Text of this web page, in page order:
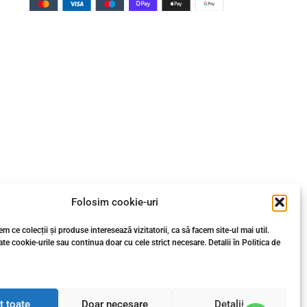
Folosim cookie-uri
ce colecții și produse interesează vizitatorii, ca să facem site-ul mai util.
cookie-urile sau continua doar cu cele strict necesare. Detalii în Politica de
toate Doar necesare Detalii